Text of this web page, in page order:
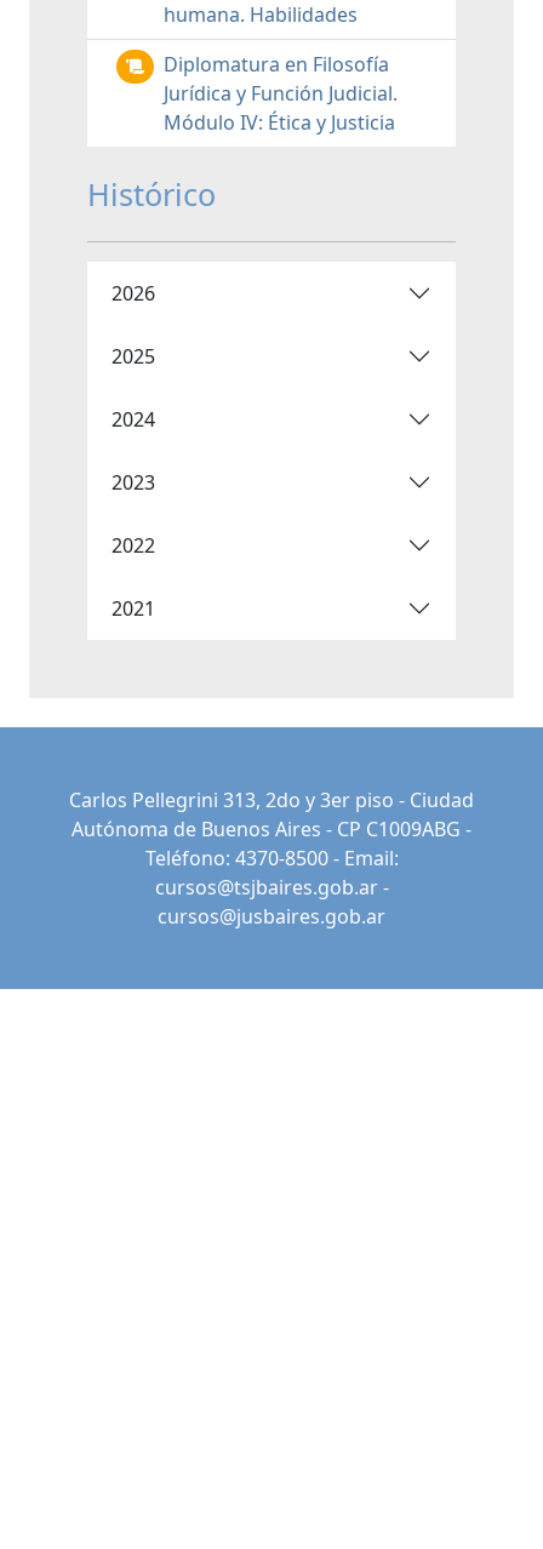
humana. Habilidades
Diplomatura en Filosofía
Jurídica y Función Judicial.
Módulo IV: Ética y Justicia
Histórico
2026
2025
2024
2023
2022
2021
Carlos Pellegrini 313, 2do y 3er piso - Ciudad
Autónoma de Buenos Aires - CP C1009ABG -
Teléfono: 4370-8500 - Email:
cursos@tsjbaires.gob.ar-
cursos@jusbaires.gob.ar